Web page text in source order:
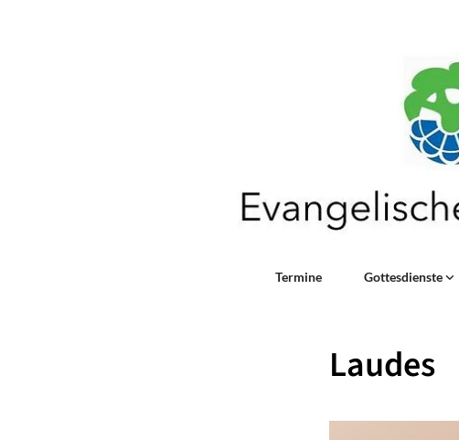
Termine Gottesdienste
Laudes